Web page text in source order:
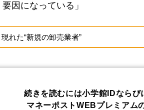
因になっている」
れた“新規の卸売業者”
続きを読むには小学館IDならび
マネーポストWEBプレミアム